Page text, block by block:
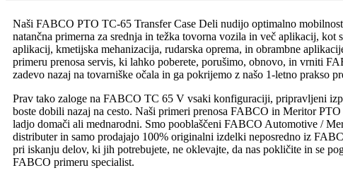
Naši FABCO PTO TC-65 Transfer Case Deli nudijo optimalno
natančna primerna za srednja in težka tovorna vozila in več aplikacij, kot
aplikacij, kmetijska mehanizacija, rudarska oprema, in obrambne
primeru prenosa servis, ki lahko poberete, porušimo, obnovo, in vrniti
zadevo nazaj na tovarniške očala in ga pokrijemo z našo 1-letno prakso
Prav tako zaloge na FABCO TC 65 V vsaki konfiguraciji, pripravljeni
boste dobili nazaj na cesto. Naši primeri prenosa FABCO in Meritor
ladjo domači ali mednarodni. Smo pooblaščeni FABCO Automotive /
distributer in samo prodajajo 100% originalni izdelki neposredno iz
pri iskanju delov, ki jih potrebujete, ne oklevajte, da nas pokličite in se
FABCO primeru specialist.